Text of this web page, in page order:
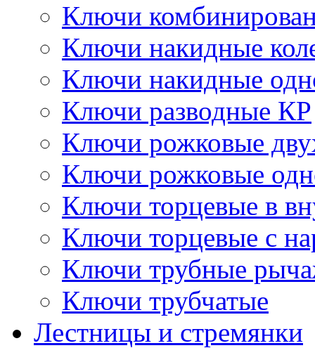
Ключи
Ключи накидные
Ключи накидные
Ключи разводные КР
Ключи рожковые
Ключи рожковые
Ключи торцевые в
Ключи торцевые с
Ключи трубные
Ключи трубчатые
Лестницы и стремянки